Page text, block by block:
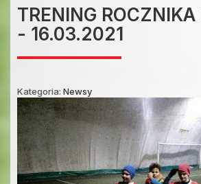
TRENING
- 16.03.2021
Kategoria: Newsy